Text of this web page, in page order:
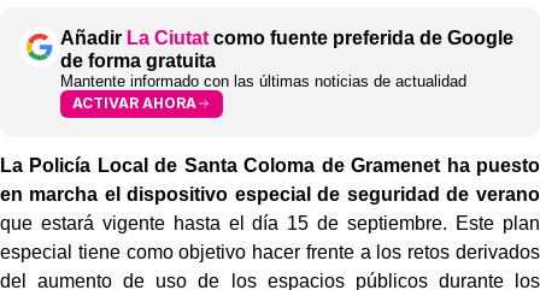
Añadir La Ciutat como fuente preferida de Google
de forma gratuita
Mantente informado con las últimas noticias de actualidad
ACTIVAR AHORA
La Policía Local de Santa Coloma de Gramenet ha puesto
en marcha el dispositivo especial de seguridad de verano
que estará vigente hasta el día 15 de septiembre. Este plan
especial tiene como objetivo hacer frente a los retos derivados
del aumento de uso de los espacios públicos durante los